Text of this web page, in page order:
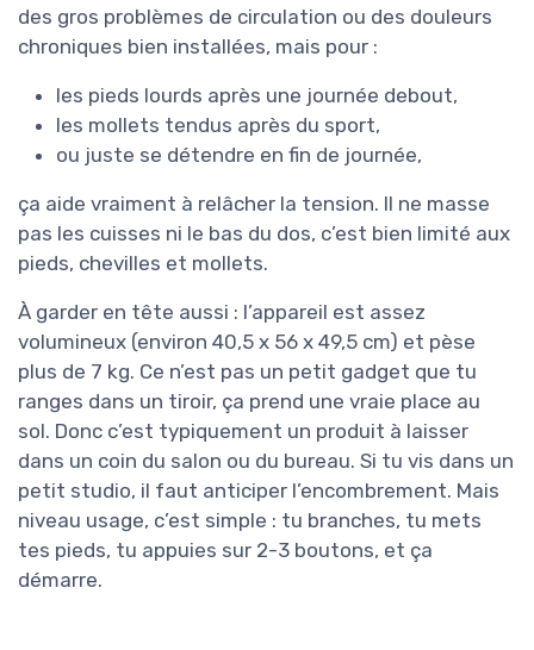
des gros problèmes de circulation ou des douleurs
chroniques bien installées, mais pour :
les pieds lourds après une journée debout,
les mollets tendus après du sport,
ou juste se détendre en fin de journée,
ça aide vraiment à relâcher la tension. Il ne masse
pas les cuisses ni le bas du dos, c’est bien limité aux
pieds, chevilles et mollets.
À garder en tête aussi : l’appareil est assez
volumineux (environ 40,5 x 56 x 49,5 cm) et pèse
plus de 7 kg. Ce n’est pas un petit gadget que tu
ranges dans un tiroir, ça prend une vraie place au
sol. Donc c’est typiquement un produit à laisser
dans un coin du salon ou du bureau. Si tu vis dans un
petit studio, il faut anticiper l’encombrement. Mais
niveau usage, c’est simple : tu branches, tu mets
tes pieds, tu appuies sur 2-3 boutons, et ça
démarre.